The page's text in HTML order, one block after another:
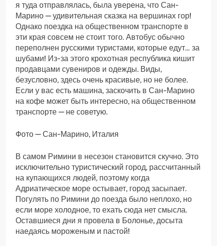
я туда отправлялась, была уверена, что Сан-
Марино — удивительная сказка на вершинах гор!
Однако поездка на общественном транспорте в
эти края совсем не стоит того. Автобус обычно
переполнен русскими туристами, которые едут… за
шубами! Из-за этого крохотная республика кишит
продавцами сувениров и одежды. Виды,
безусловно, здесь очень красивые, но не более.
Если у вас есть машина, заскочить в Сан-Марино
на кофе может быть интересно, на общественном
транспорте — не советую.
Фото — Сан-Марино, Италия
В самом Римини в несезон становится скучно. Это
исключительно туристический город, рассчитанный
на купающихся людей, поэтому когда
Адриатическое море остывает, город засыпает.
Погулять по Римини до поезда было неплохо, но
если море холодное, то ехать сюда нет смысла.
Оставшиеся дни я провела в Болонье, досыта
наедаясь мороженым и пастой!